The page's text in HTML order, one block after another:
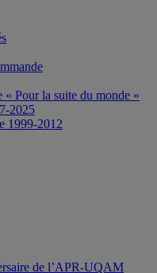
« Pour la suite du monde »
2025
1999-2012
de l’APR-UQAM